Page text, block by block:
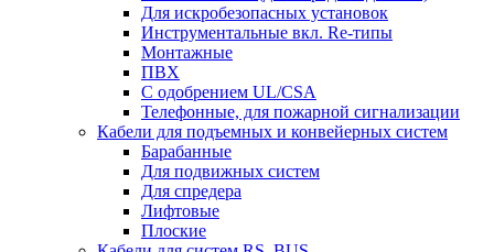
Для искробезопасных установок
Инструментальные вкл. Re-типы
Монтажные
ПВХ
С одобрением UL/CSA
Телефонные, для пожарной сигнализации
Кабели для подъемных и конвейерных систем
Барабанные
Для подвижных систем
Для спредера
Лифтовые
Плоские